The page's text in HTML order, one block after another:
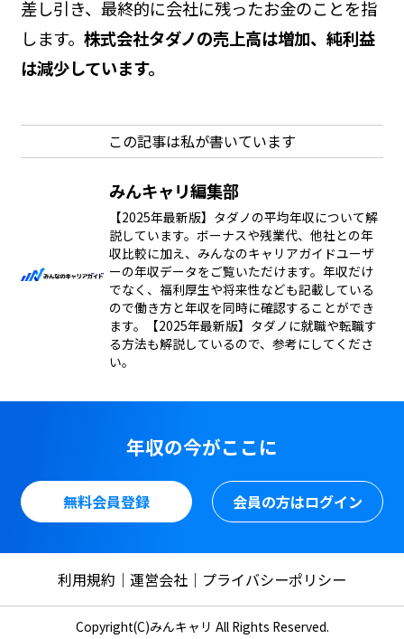
差し引き、最終的に会社に残ったお金のことを指
します。 株式会社タダノの売上高は増加、純利益
は減少しています。
この記事は私が書いています
みんキャリ編集部
【2025年最新版】タダノの平均年収について解
説しています。ボーナスや残業代、他社との年
収比較に加え、みんなのキャリアガイドユーザ
ーの年収データをご覧いただけます。年収だけ
でなく、福利厚生や将来性なども記載している
ので働き方と年収を同時に確認することができ
ます。【2025年最新版】タダノに就職や転職す
る方法も解説しているので、参考にしてくださ
い。
年収の今がここに
無料会員登録 会員の方はログイン
利用規約 運営会社 プライバシーポリシー
Copyright(C)みんキャリ All Rights Reserved.